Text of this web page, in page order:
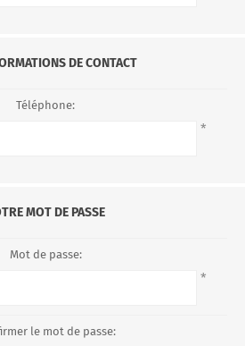
DE CONTACT
Téléphone:
*
MOT DE PASSE
Mot de passe:
*
le mot de passe: